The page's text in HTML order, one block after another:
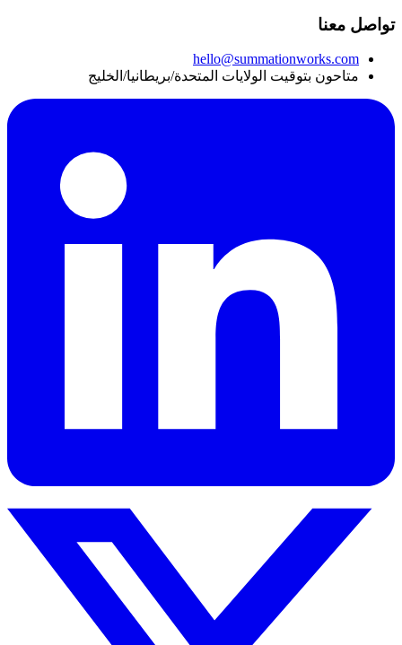
تواصل معنا
hello@summationworks.com
متاحون بتوقيت الولايات المتحدة/بريطانيا/الخليج